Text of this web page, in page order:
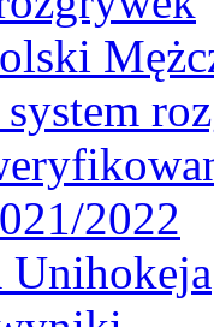
2022
Unihokeja